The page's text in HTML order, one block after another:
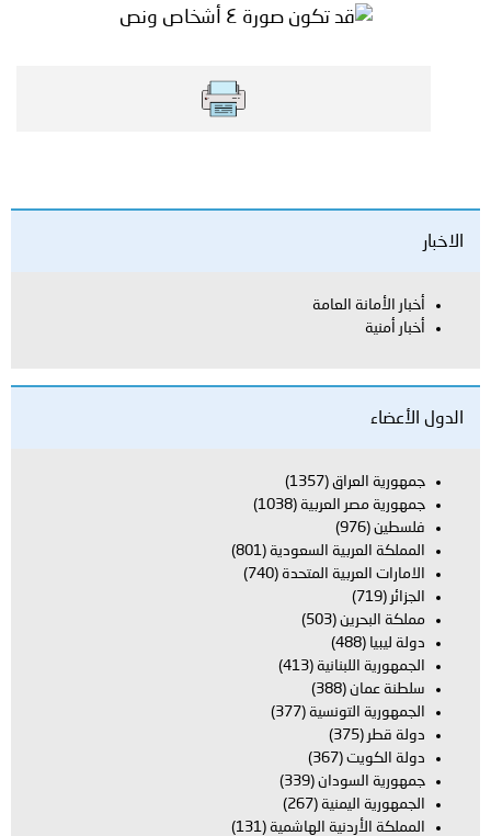
الاخبار
أخبار الأمانة العامة
أخبار أمنية
الدول الأعضاء
جمهورية العراق (1357)
جمهورية مصر العربية (1038)
فلسطين (976)
المملكة العربية السعودية (801)
الامارات العربية المتحدة (740)
الجزائر (719)
مملكة البحرين (503)
دولة ليبيا (488)
الجمهورية اللبنانية (413)
سلطنة عمان (388)
الجمهورية التونسية (377)
دولة قطر (375)
دولة الكويت (367)
جمهورية السودان (339)
الجمهورية اليمنية (267)
المملكة الأردنية الهاشمية (131)